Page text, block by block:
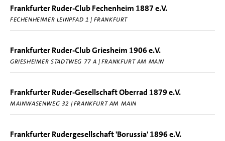
Frankfurter Ruder-Club Fechenheim 1887 e.V.
FECHENHEIMER LEINPFAD 1 | FRANKFURT
Frankfurter Ruder-Club Griesheim 1906 e.V.
GRIESHEIMER STADTWEG 77 A | FRANKFURT AM MAIN
Frankfurter Ruder-Gesellschaft Oberrad 1879 e.V.
MAINWASENWEG 32 | FRANKFURT AM MAIN
Frankfurter Rudergesellschaft 'Borussia' 1896 e.V.